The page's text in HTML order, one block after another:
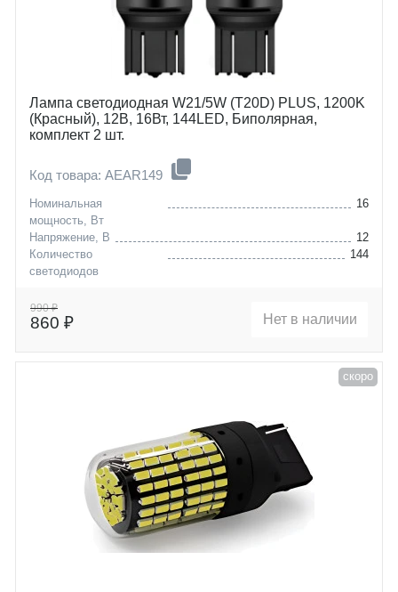
Лампа светодиодная W21/5W (T20D) PLUS, 1200K
(Красный), 12В, 16Вт, 144LED, Биполярная,
комплект 2 шт.
Код товара: AEAR149
Номинальная
мощность, Вт
16
Напряжение, В
12
Количество
светодиодов
144
990 ₽
860 ₽ Нет в наличии
скоро